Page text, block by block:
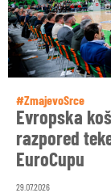
#ZmajevoSrce
Evropska
razpored
EuroCupu
29.07.2026